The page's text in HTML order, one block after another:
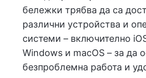
бележки трябва да са
различни устройства и
системи – включително
Windows и macOS – за да
безпроблемна работа и